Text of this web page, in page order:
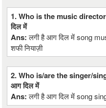
1. Who is the music
दिल में
Ans:लगी है आग दिल में song
शफी नियाज़ी
2. Who is/are the singer/
आग दिल में
Ans:लगी है आग दिल में song